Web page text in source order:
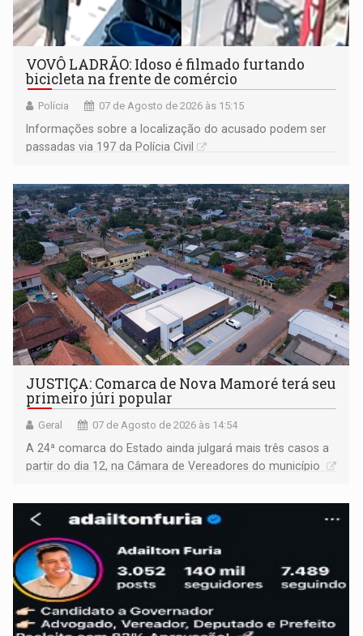
VOVÔ LADRÃO: Idoso é filmado furtando
bicicleta na frente de comércio
Polícia 07 de Agosto de 2026 às 15:15
Informações sobre a localização do acusado podem ser
passadas via 197 da Polícia Civil
JUSTIÇA: Comarca de Nova Mamoré terá seu
primeiro júri popular
Geral 07 de Agosto de 2026 às 14:54
A 24ª comarca do Estado ainda julgará mais três casos a
partir do dia 12, na Câmara de Vereadores do município